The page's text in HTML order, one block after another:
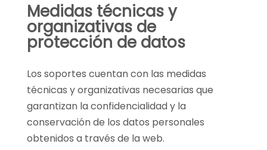
Medidas técnicas y
organizativas de
protección de datos
Los soportes cuentan con las medidas
técnicas y organizativas necesarias que
garantizan la confidencialidad y la
conservación de los datos personales
obtenidos a través de la web.